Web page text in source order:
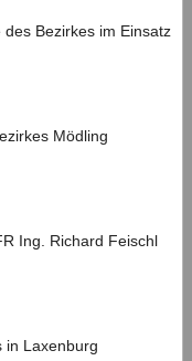
Bezirkes im Einsatz
Mödling
Ing. Richard Feischl
in Laxenburg